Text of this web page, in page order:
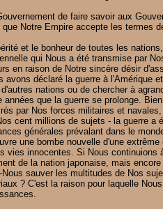
de faire savoir aux
Notre Empire accepte les termes
et le bonheur de toutes les
qui Nous a été transmise par
en raison de Notre sincère désir
avons déclaré la guerre à l'Amérique
nations ou de chercher à
que la guerre se prolonge.
par Nos forces militaires et
cent millions de sujets - la guerre a
générales prévalant dans le
une bombe nouvelle d'une
vies innocentes. Si Nous continuions
de la nation japonaise, mais
sauver les multitudes de Nos
? C'est la raison pour laquelle